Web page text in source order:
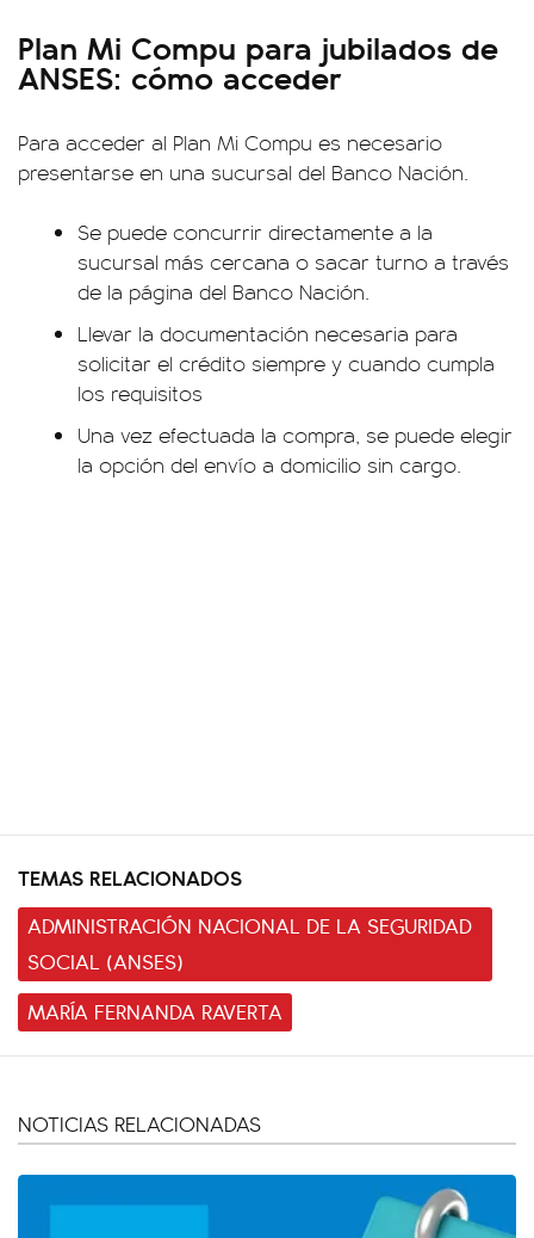
Plan Mi Compu para jubilados de
ANSES: cómo acceder
Para acceder al Plan Mi Compu es necesario
presentarse en una sucursal del Banco Nación.
Se puede concurrir directamente a la
sucursal más cercana o sacar turno a través
de la página del Banco Nación.
Llevar la documentación necesaria para
solicitar el crédito siempre y cuando cumpla
los requisitos
Una vez efectuada la compra, se puede elegir
la opción del envío a domicilio sin cargo.
TEMAS RELACIONADOS
ADMINISTRACIÓN NACIONAL DE LA SEGURIDAD
SOCIAL (ANSES)
MARÍA FERNANDA RAVERTA
NOTICIAS RELACIONADAS